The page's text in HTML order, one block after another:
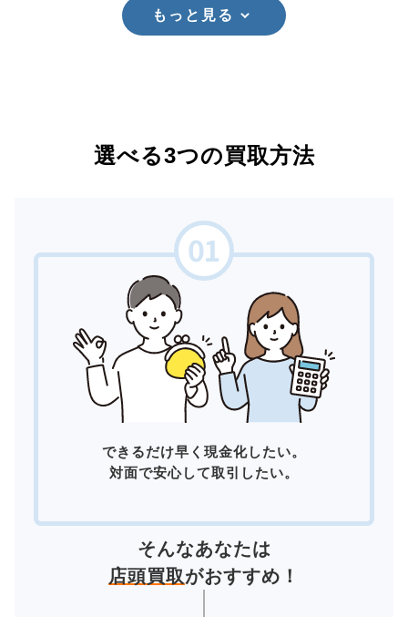
もっと見る
選べる3つの買取方法
できるだけ早く現金化したい。
対面で安心して取引したい。
そんなあなたは
店頭買取がおすすめ！